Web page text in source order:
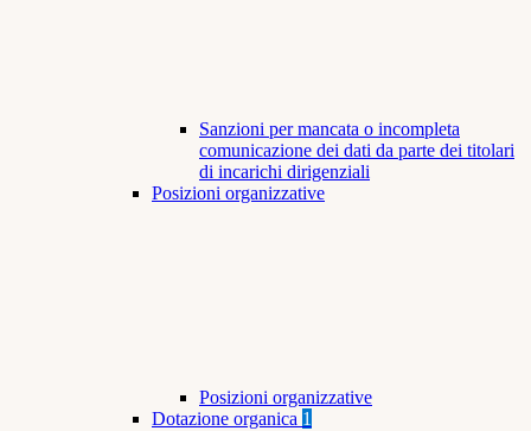
Sanzioni per mancata o incompleta
comunicazione dei dati da parte dei titolari
di incarichi dirigenziali
Posizioni organizzative
Posizioni organizzative
Dotazione organica 1